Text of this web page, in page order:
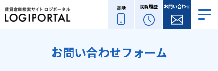
電話 閲覧履歴 お問い合わせ
お問い合わせフォーム